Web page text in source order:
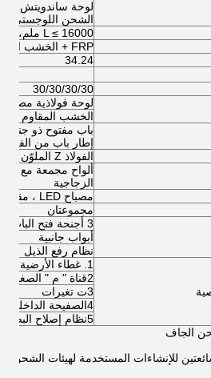
الشحن اللوجستي
L ≤ 16000 ملم، W&H ≤ 2600 ملم
FRP + الخشب المقاوم للصدأ + FRP
34.24
30/30/30/30
لوحة فولاذية مصنعة من
الخشب المقاوم للماء 18
باب مفتوح ذو
إطار باب من
الفولاذ Z الملوّن
ألواح مجمعة مع
الزجاجية
مصباح LED ، مقاوم للماء ، 12V / 24V قابل للتحويل
مجموعتان
3 أجنحة فتح الباب الخلفي
أبواب جانبية
نظام رفع الذيل
1. غطاء الأرضية من الألومنيوم تم فحصه
2قناة " م " الصغيرة
3ت تغيرات
4الصفيحة الداخلية من الألومنيوم
5نظام إصلاح البضائع
الجاف
للإنشاءات المستخدمة لهيئات الشحن